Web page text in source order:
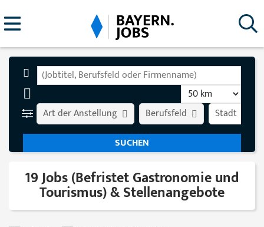
Stadt
Art der Anstellung Berufsfeld
19 Jobs (Befristet Gastronomie und
Tourismus) & Stellenangebote